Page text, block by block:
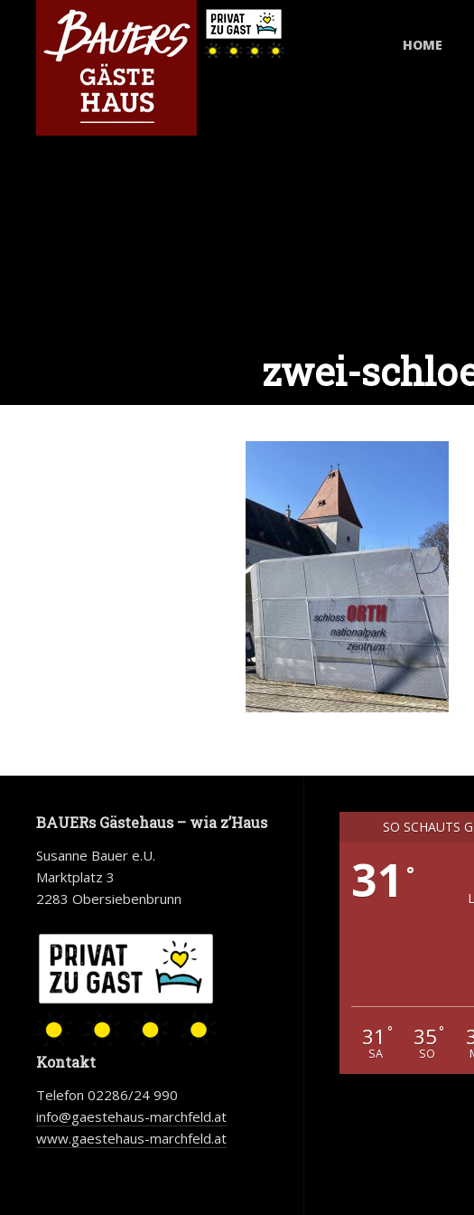
HOME
zwei-
BAUERs Gästehaus – wia z’Haus
Susanne Bauer e.U.
Marktplatz 3
2283 Obersiebenbrunn
Kontakt
Telefon 02286/24 990
info@gaestehaus-marchfeld.at
www.gaestehaus-marchfeld.at
SO SCHAUTS
31 °
31 °
SA
35 °
SO